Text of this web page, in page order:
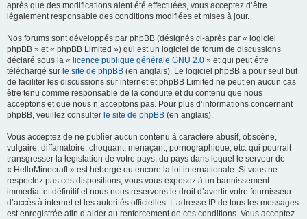
après que des modifications aient été effectuées, vous acceptez d’être
légalement responsable des conditions modifiées et mises à jour.
Nos forums sont développés par phpBB (désignés ci-après par « logiciel
phpBB » et « phpBB Limited ») qui est un logiciel de forum de discussions
déclaré sous la « licence publique générale GNU 2.0 » et qui peut être
téléchargé sur le site de phpBB (en anglais). Le logiciel phpBB a pour seul but
de faciliter les discussions sur internet et phpBB Limited ne peut en aucun cas
être tenu comme responsable de la conduite et du contenu que nous
acceptons et que nous n’acceptons pas. Pour plus d’informations concernant
phpBB, veuillez consulter le site de phpBB (en anglais).
Vous acceptez de ne publier aucun contenu à caractère abusif, obscène,
vulgaire, diffamatoire, choquant, menaçant, pornographique, etc. qui pourrait
transgresser la législation de votre pays, du pays dans lequel le serveur de
« HelloMinecraft » est hébergé ou encore la loi internationale. Si vous ne
respectez pas ces dispositions, vous vous exposez à un bannissement
immédiat et définitif et nous nous réservons le droit d’avertir votre fournisseur
d’accès à internet et les autorités officielles. L’adresse IP de tous les messages
est enregistrée afin d’aider au renforcement de ces conditions. Vous acceptez